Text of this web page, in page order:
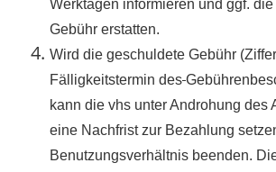
Werktagen informieren und ggf.
Gebühr erstatten.
Wird die geschuldete Gebühr
Fälligkeitstermin des
kann die vhs unter Androhung des
eine Nachfrist zur Bezahlung
Benutzungsverhältnis beenden.